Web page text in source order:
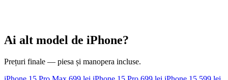
Ai alt model de iPhone?
Prețuri finale — piesa și manopera incluse.